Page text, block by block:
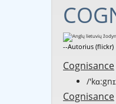
--Autorius (flickr)
Cognisance
/
Cognisance